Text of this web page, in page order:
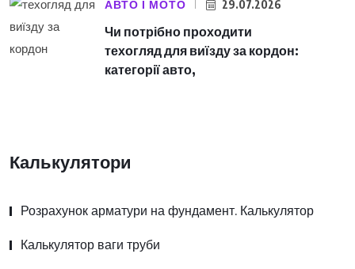
АВТО І МОТО 29.07.2026
Чи потрібно проходити
техогляд для виїзду за кордон:
категорії авто,
Калькулятори
Розрахунок арматури на фундамент. Калькулятор
Калькулятор ваги труби